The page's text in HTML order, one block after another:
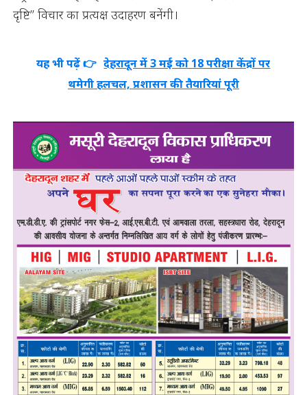
दृष्टि’’ विचार का प्रत्यक्ष उदाहरण बनेंगी।
यह भी पढ़ें 👉 देहरादून में 3 मई को 18 परीक्षा केंद्रों पर
थमेगी हलचल, प्रशासन की तैयारियां पूरी